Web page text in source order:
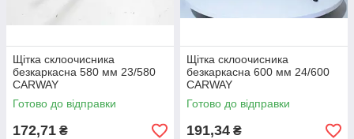
Щітка склоочисника
безкаркасна 580 мм 23/580
CARWAY
Готово до відправки
172,71 ₴
Щітка склоочисника
безкаркасна 600 мм 24/600
CARWAY
Готово до відправки
191,34 ₴